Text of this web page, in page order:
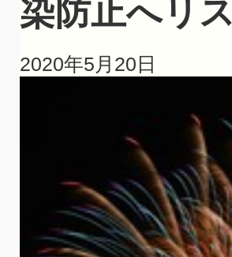
染防止へリ
2020年5月20日